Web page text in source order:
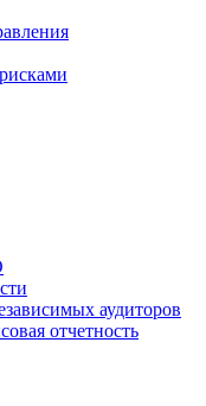
аудиторов
отчетность